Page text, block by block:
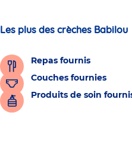
Les plus des crèches Babilou
Repas fournis
Couches fournies
Produits de soin